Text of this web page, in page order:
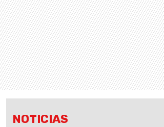
NOTICIAS